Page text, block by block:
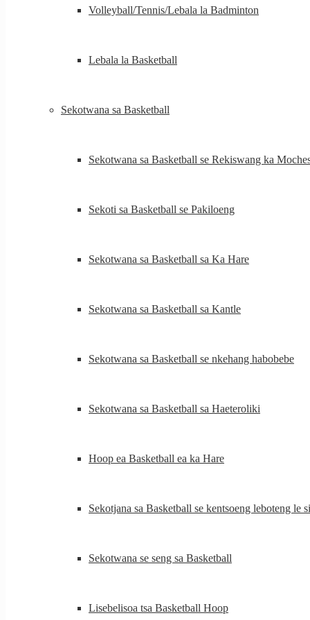
Volleyball/Tennis/Lebala la Badminton
Lebala la Basketball
Sekotwana sa Basketball
Sekotwana sa Basketball se Rekiswang ka
Sekoti sa Basketball se Pakiloeng
Sekotwana sa Basketball sa Ka Hare
Sekotwana sa Basketball sa Kantle
Sekotwana sa Basketball se nkehang habobebe
Sekotwana sa Basketball sa Haeteroliki
Hoop ea Basketball ea ka Hare
Sekotjana sa Basketball se kentsoeng leboteng le
Sekotwana se seng sa Basketball
Lisebelisoa tsa Basketball Hoop